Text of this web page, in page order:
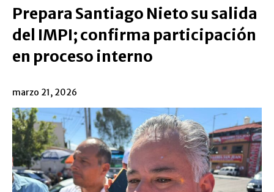
Prepara Santiago Nieto su salida
del IMPI; confirma participación
en proceso interno
marzo 21, 2026